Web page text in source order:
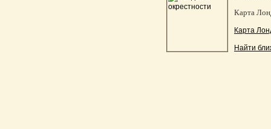
Карта
Карта
Найти